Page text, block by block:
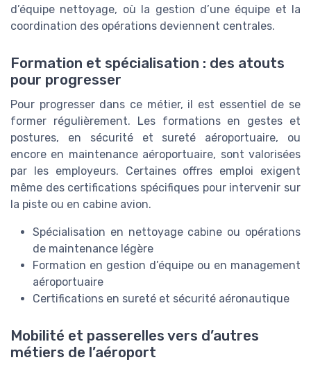
d’équipe nettoyage, où la gestion d’une équipe et la
coordination des opérations deviennent centrales.
Formation et spécialisation : des atouts
pour progresser
Pour progresser dans ce métier, il est essentiel de se
former régulièrement. Les formations en gestes et
postures, en sécurité et sureté aéroportuaire, ou
encore en maintenance aéroportuaire, sont valorisées
par les employeurs. Certaines offres emploi exigent
même des certifications spécifiques pour intervenir sur
la piste ou en cabine avion.
Spécialisation en nettoyage cabine ou opérations
de maintenance légère
Formation en gestion d’équipe ou en management
aéroportuaire
Certifications en sureté et sécurité aéronautique
Mobilité et passerelles vers d’autres
métiers de l’aéroport